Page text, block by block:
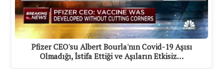
Pfizer CEO'su Albert Bourla'nın Covid-19 Aşısı
Olmadığı, İstifa Ettiği ve Aşıların Etkisiz…